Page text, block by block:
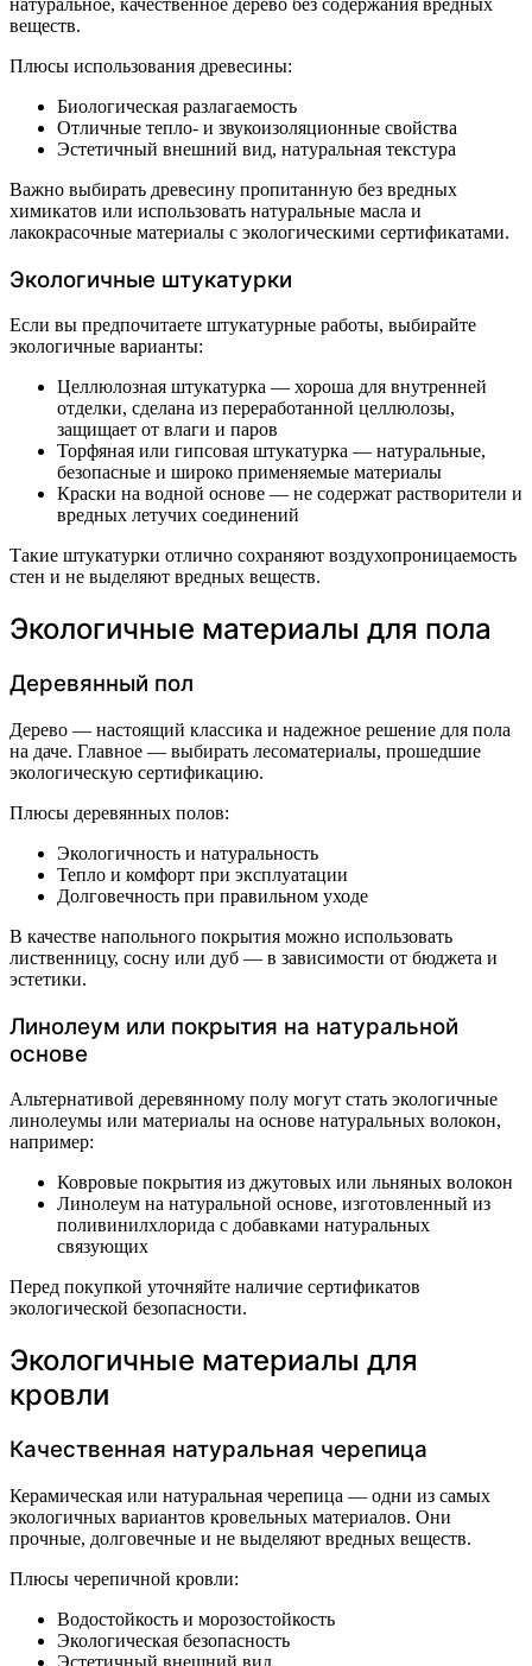
веществ.
Плюсы использования древесины:
Биологическая разлагаемость
Отличные тепло- и звукоизоляционные свойства
Эстетичный внешний вид, натуральная текстура
Важно выбирать древесину пропитанную без вредных
химикатов или использовать натуральные масла и
лакокрасочные материалы с экологическими сертификатами.
Экологичные штукатурки
Если вы предпочитаете штукатурные работы, выбирайте
экологичные варианты:
Целлюлозная штукатурка — хороша для внутренней
отделки, сделана из переработанной целлюлозы,
защищает от влаги и паров
Торфяная или гипсовая штукатурка — натуральные,
безопасные и широко применяемые материалы
Краски на водной основе — не содержат растворители и
вредных летучих соединений
Такие штукатурки отлично сохраняют воздухопроницаемость
стен и не выделяют вредных веществ.
Экологичные материалы для пола
Деревянный пол
Дерево — настоящий классика и надежное решение для пола
на даче. Главное — выбирать лесоматериалы, прошедшие
экологическую сертификацию.
Плюсы деревянных полов:
Экологичность и натуральность
Тепло и комфорт при эксплуатации
Долговечность при правильном уходе
В качестве напольного покрытия можно использовать
лиственницу, сосну или дуб — в зависимости от бюджета и
эстетики.
Линолеум или покрытия на натуральной
основе
Альтернативой деревянному полу могут стать экологичные
линолеумы или материалы на основе натуральных волокон,
например:
Ковровые покрытия из джутовых или льняных волокон
Линолеум на натуральной основе, изготовленный из
поливинилхлорида с добавками натуральных
связующих
Перед покупкой уточняйте наличие сертификатов
экологической безопасности.
Экологичные материалы для
кровли
Качественная натуральная черепица
Керамическая или натуральная черепица — одни из самых
экологичных вариантов кровельных материалов. Они
прочные, долговечные и не выделяют вредных веществ.
Плюсы черепичной кровли:
Водостойкость и морозостойкость
Экологическая безопасность
Эстетичный внешний вид